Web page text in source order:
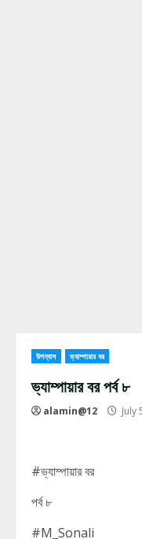
উপন্যাস ভ্যাম্পায়ার বর
ভ্যাম্পায়ার বর পর্ব ৮
alamin@12 July
#ভ্যাম্পায়ার বর
পর্ব ৮
#M_Sonali